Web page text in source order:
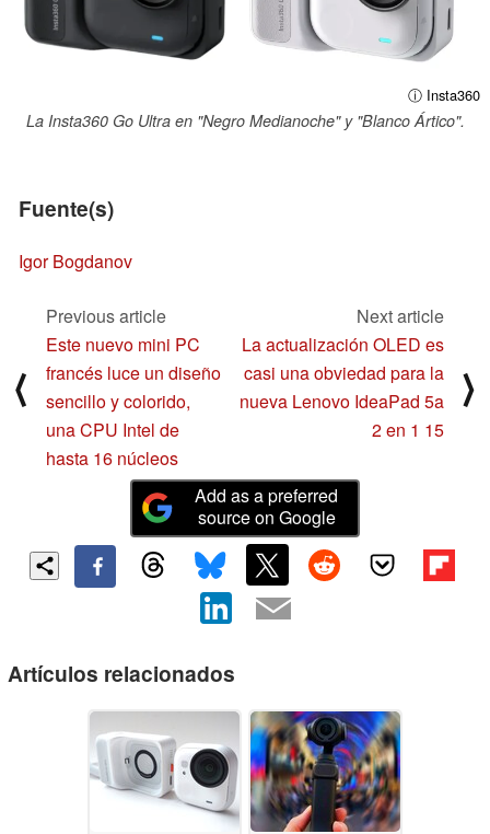
ⓘ Insta360
La Insta360 Go Ultra en "Negro Medianoche" y "Blanco Ártico".
Fuente(s)
Igor Bogdanov
⟨
Previous article
Este nuevo mini PC
francés luce un diseño
sencillo y colorido,
una CPU Intel de
hasta 16 núcleos
Next article
La actualización OLED es
casi una obviedad para la
nueva Lenovo IdeaPad 5a
2 en 1 15
⟩
Add as a preferred
source on Google
Artículos relacionados